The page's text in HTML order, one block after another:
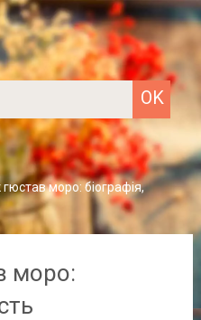
моро: біографія,
моро: